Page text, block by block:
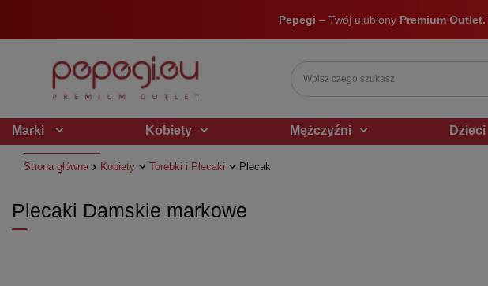
Pepegi – Twój ulubiony Premium Outlet.
Marki Kobiety Mężczyźni Dzieci
Strona główna Kobiety Torebki i Plecaki Plecak
Plecaki Damskie markowe